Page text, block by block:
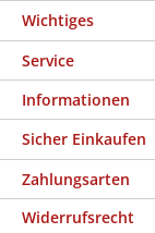
Wichtiges
Service
Informationen
Sicher Einkaufen
Zahlungsarten
Widerrufsrecht